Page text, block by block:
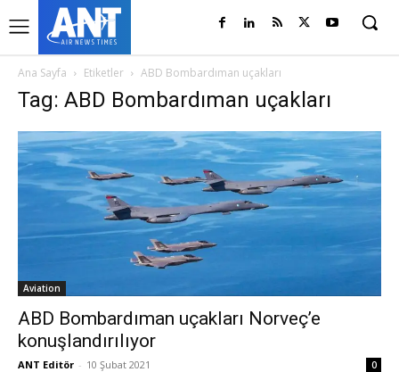
Ana Sayfa Etiketler ABD Bombardıman uçakları
Tag: ABD Bombardıman uçakları
Aviation
ABD Bombardıman uçakları Norveç’e
konuşlandırılıyor
ANT Editör - 10 Şubat 2021 0